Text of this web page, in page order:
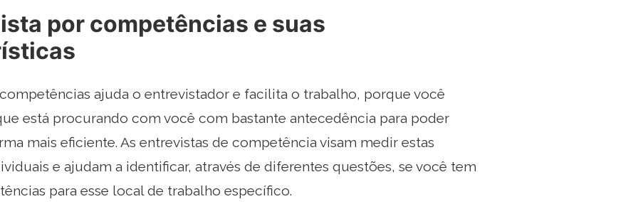
por competências e suas
ajuda o entrevistador e facilita o trabalho, porque você
está procurando com você com bastante antecedência para poder
mais eficiente. As entrevistas de competência visam medir estas
e ajudam a identificar, através de diferentes questões, se você tem
para esse local de trabalho específico.